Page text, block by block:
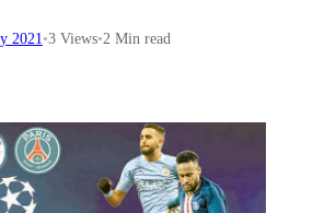
2021•3 Views•2 Min read